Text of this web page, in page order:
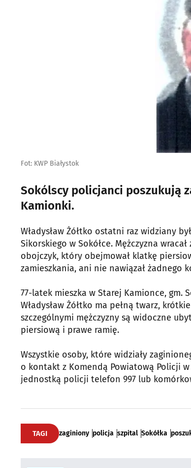
Fot: KWP Białystok
Sokólscy policjanci poszukują
Kamionki.
Władysław Żółtko ostatni raz widziany
Sikorskiego w Sokółce. Mężczyzna
obojczyk, który obejmował klatkę
zamieszkania, ani nie nawiązał żadnego
77-latek mieszka w Starej Kamionce, gm.
Władysław Żółtko ma pełną twarz,
szczególnymi mężczyzny są widoczne
piersiową i prawe ramię.
Wszystkie osoby, które widziały
o kontakt z Komendą Powiatową Policji
jednostką policji telefon 997 lub
TAGI zaginiony policja szpital Sokółka